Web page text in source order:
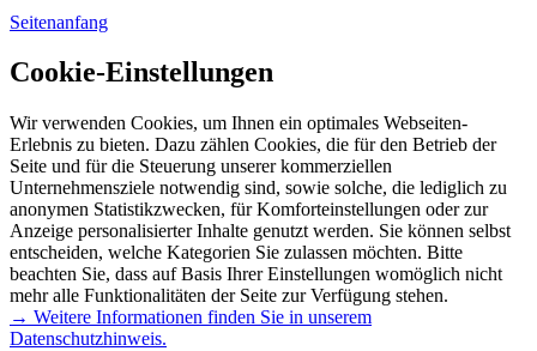
Seitenanfang
Cookie-Einstellungen
Wir verwenden Cookies, um Ihnen ein optimales Webseiten-
Erlebnis zu bieten. Dazu zählen Cookies, die für den Betrieb der
Seite und für die Steuerung unserer kommerziellen
Unternehmensziele notwendig sind, sowie solche, die lediglich zu
anonymen Statistikzwecken, für Komforteinstellungen oder zur
Anzeige personalisierter Inhalte genutzt werden. Sie können selbst
entscheiden, welche Kategorien Sie zulassen möchten. Bitte
beachten Sie, dass auf Basis Ihrer Einstellungen womöglich nicht
mehr alle Funktionalitäten der Seite zur Verfügung stehen.
→ Weitere Informationen finden Sie in unserem
Datenschutzhinweis.